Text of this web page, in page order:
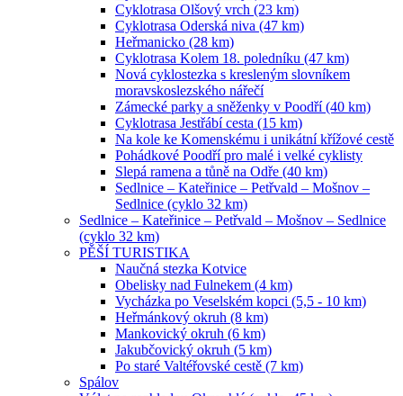
Cyklotrasa Olšový vrch (23 km)
Cyklotrasa Oderská niva (47 km)
Heřmanicko (28 km)
Cyklotrasa Kolem 18. poledníku (47 km)
Nová cyklostezka s kresleným slovníkem
moravskoslezského nářečí
Zámecké parky a sněženky v Poodří (40 km)
Cyklotrasa Jestřábí cesta (15 km)
Na kole ke Komenskému i unikátní křížové cestě
Pohádkové Poodří pro malé i velké cyklisty
Slepá ramena a tůně na Odře (40 km)
Sedlnice – Kateřinice – Petřvald – Mošnov –
Sedlnice (cyklo 32 km)
Sedlnice – Kateřinice – Petřvald – Mošnov – Sedlnice
(cyklo 32 km)
PĚŠÍ TURISTIKA
Naučná stezka Kotvice
Obelisky nad Fulnekem (4 km)
Vycházka po Veselském kopci (5,5 - 10 km)
Heřmánkový okruh (8 km)
Mankovický okruh (6 km)
Jakubčovický okruh (5 km)
Po staré Valtéřovské cestě (7 km)
Spálov